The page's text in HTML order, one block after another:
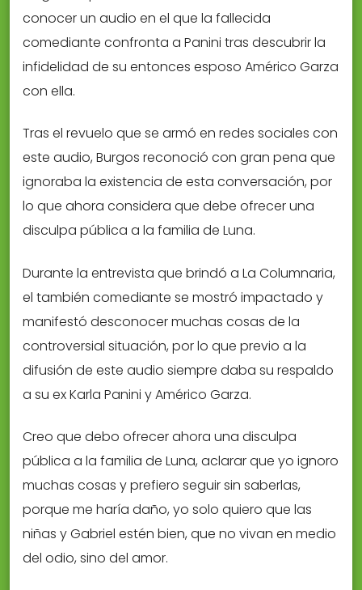
conocer un audio en el que la fallecida
comediante confronta a Panini tras descubrir la
infidelidad de su entonces esposo Américo Garza
con ella.
Tras el revuelo que se armó en redes sociales con
este audio, Burgos reconoció con gran pena que
ignoraba la existencia de esta conversación, por
lo que ahora considera que debe ofrecer una
disculpa pública a la familia de Luna.
Durante la entrevista que brindó a La Columnaria,
el también comediante se mostró impactado y
manifestó desconocer muchas cosas de la
controversial situación, por lo que previo a la
difusión de este audio siempre daba su respaldo
a su ex Karla Panini y Américo Garza.
Creo que debo ofrecer ahora una disculpa
pública a la familia de Luna, aclarar que yo ignoro
muchas cosas y prefiero seguir sin saberlas,
porque me haría daño, yo solo quiero que las
niñas y Gabriel estén bien, que no vivan en medio
del odio, sino del amor.